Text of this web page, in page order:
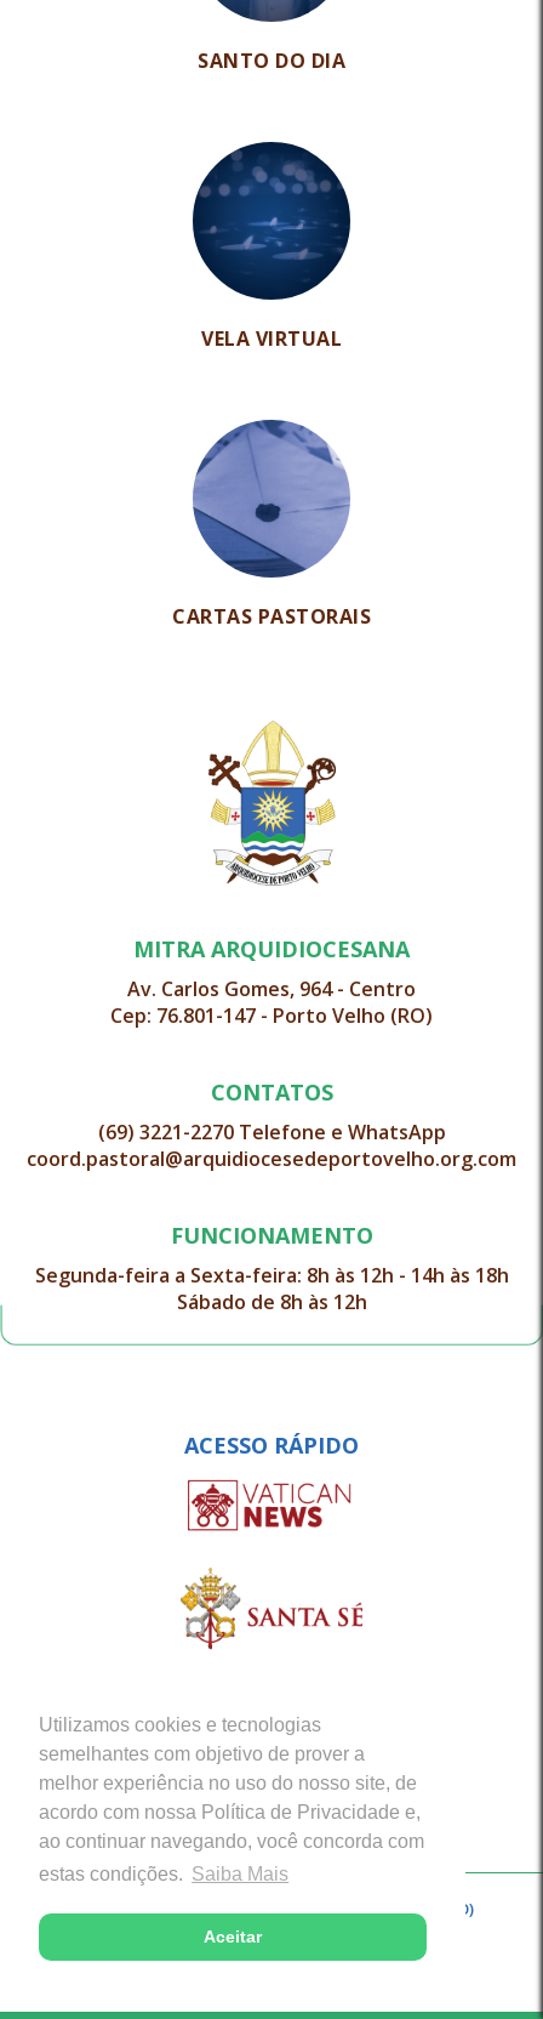
Utilizamos cookies e tecnologias
semelhantes com objetivo de prover a
melhor experiência no uso do nosso site, de
acordo com nossa Política de Privacidade e,
ao continuar navegando, você concorda com
estas condições. Saiba Mais
Aceitar
SANTO DO DIA
VELA VIRTUAL
CARTAS PASTORAIS
MITRA ARQUIDIOCESANA
Av. Carlos Gomes, 964 - Centro
Cep: 76.801-147 - Porto Velho (RO)
CONTATOS
(69) 3221-2270 Telefone e WhatsApp
coord.pastoral@arquidiocesedeportovelho.org.com
FUNCIONAMENTO
Segunda-feira a Sexta-feira: 8h às 12h - 14h às 18h
Sábado de 8h às 12h
ACESSO RÁPIDO
Copyright © 2026 - Arquidiocese de Porto Velho (RO)
Desenvolvido com excelência por